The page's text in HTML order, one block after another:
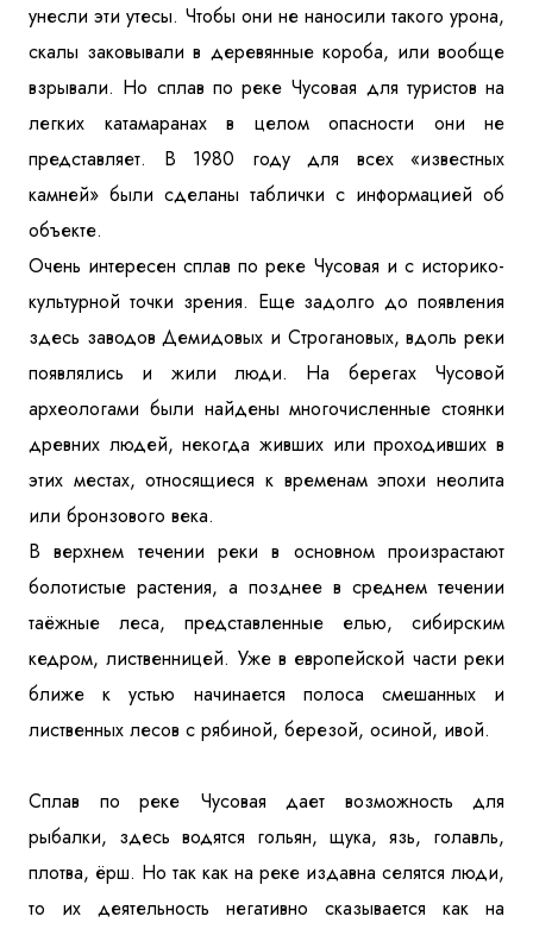
унесли эти утесы. Чтобы они не наносили такого урона,
скалы заковывали в деревянные короба, или вообще
взрывали. Но сплав по реке Чусовая для туристов на
легких катамаранах в целом опасности они не
представляет. В 1980 году для всех «известных
камней» были сделаны таблички с информацией об
объекте.
Очень интересен сплав по реке Чусовая и с историко-
культурной точки зрения. Еще задолго до появления
здесь заводов Демидовых и Строгановых, вдоль реки
появлялись и жили люди. На берегах Чусовой
археологами были найдены многочисленные стоянки
древних людей, некогда живших или проходивших в
этих местах, относящиеся к временам эпохи неолита
или бронзового века.
В верхнем течении реки в основном произрастают
болотистые растения, а позднее в среднем течении
таёжные леса, представленные елью, сибирским
кедром, лиственницей. Уже в европейской части реки
ближе к устью начинается полоса смешанных и
лиственных лесов с рябиной, березой, осиной, ивой.
Сплав по реке Чусовая дает возможность для
рыбалки, здесь водятся гольян, щука, язь, голавль,
плотва, ёрш. Но так как на реке издавна селятся люди,
то их деятельность негативно сказывается как на